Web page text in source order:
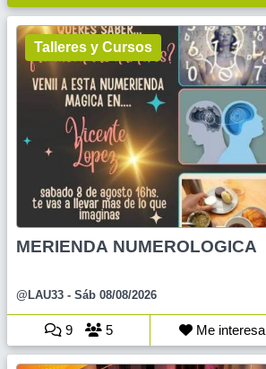
Talleres y Cursos
MERIENDA NUMEROLOGICA
@LAU33 - Sáb 08/08/2026
9 5 Me interesa